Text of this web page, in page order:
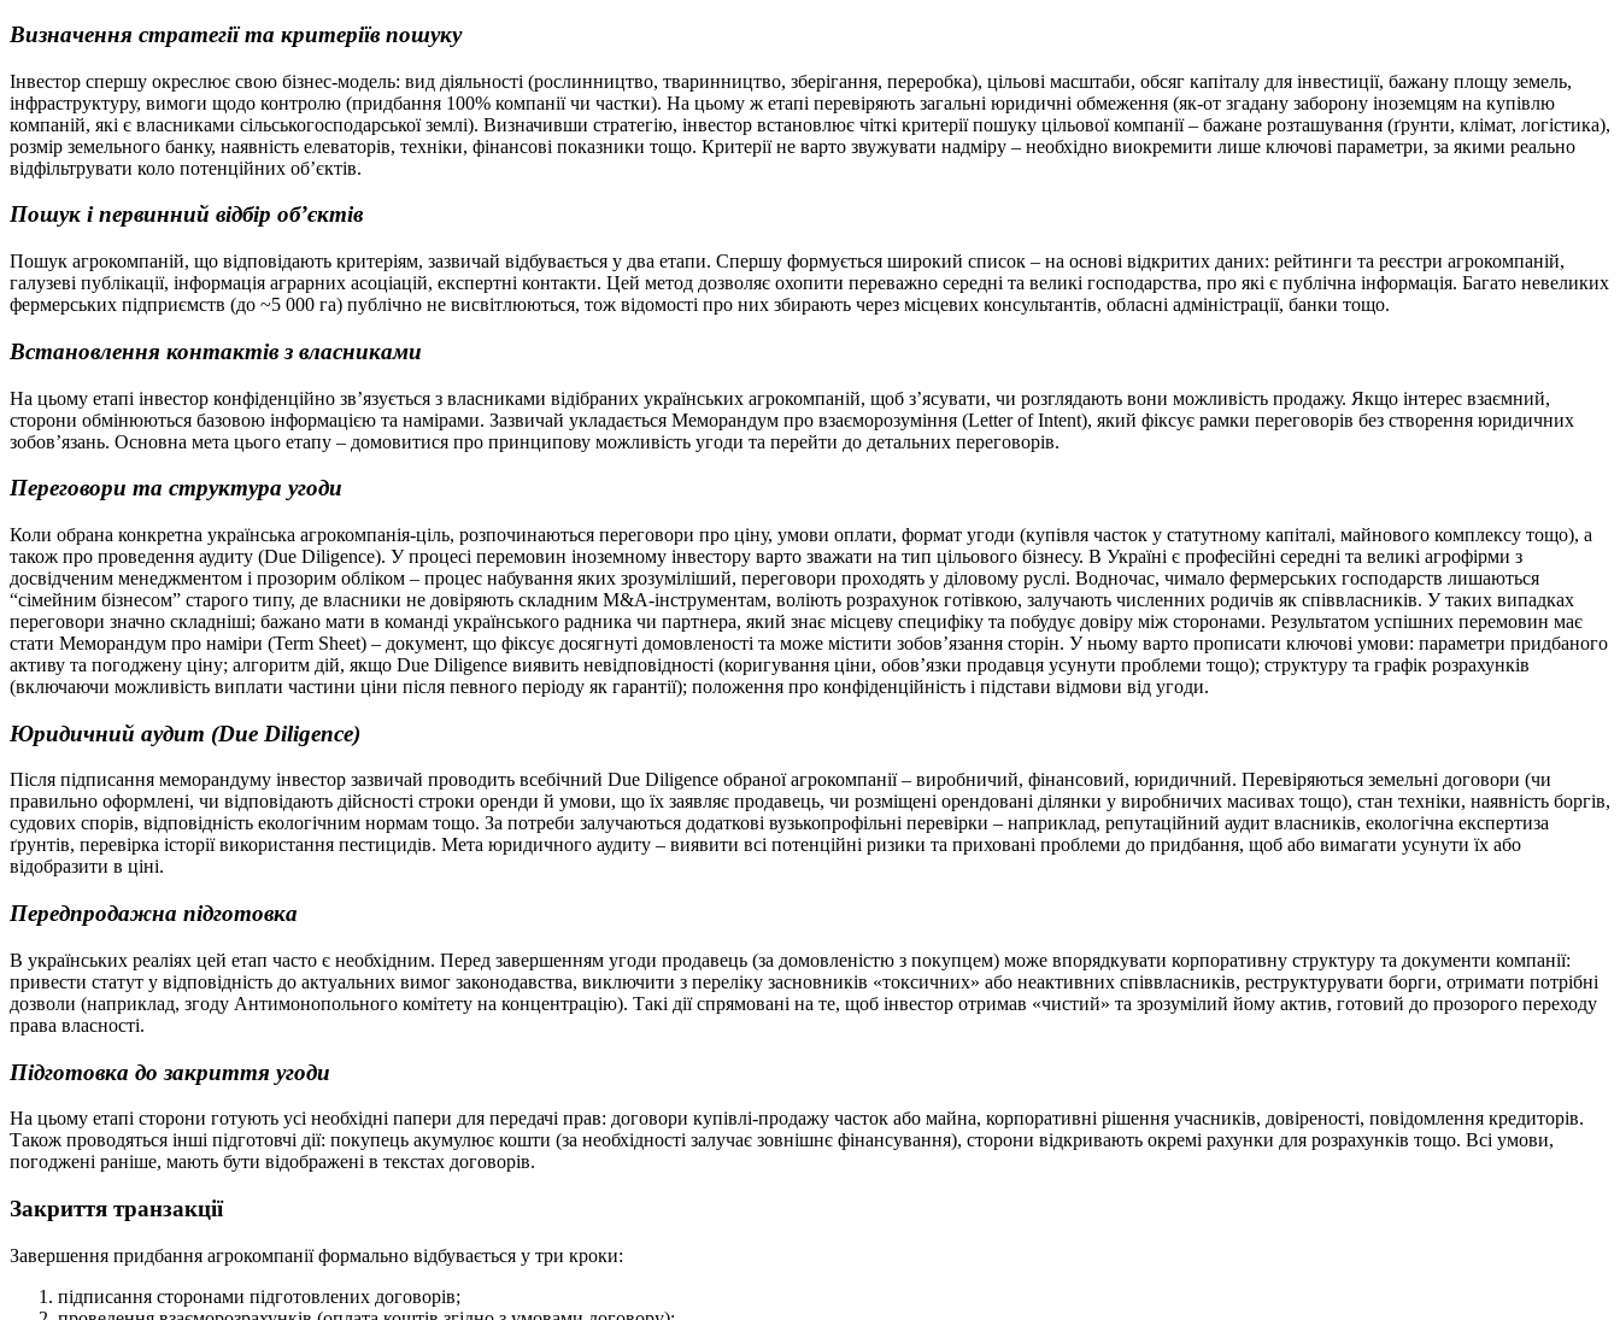
Визначення стратегії та критеріїв пошуку
Інвестор спершу окреслює свою бізнес-модель: вид діяльності (рослинництво, тваринництво, зберігання, переробка), цільові масштаби, обсяг капіталу для інвестиції, бажану площу земель,
інфраструктуру, вимоги щодо контролю (придбання 100% компанії чи частки). На цьому ж етапі перевіряють загальні юридичні обмеження (як-от згадану заборону іноземцям на купівлю
компаній, які є власниками сільськогосподарської землі). Визначивши стратегію, інвестор встановлює чіткі критерії пошуку цільової компанії – бажане розташування (ґрунти, клімат, логістика),
розмір земельного банку, наявність елеваторів, техніки, фінансові показники тощо. Критерії не варто звужувати надміру – необхідно виокремити лише ключові параметри, за якими реально
відфільтрувати коло потенційних об’єктів.
Пошук і первинний відбір об’єктів
Пошук агрокомпаній, що відповідають критеріям, зазвичай відбувається у два етапи. Спершу формується широкий список – на основі відкритих даних: рейтинги та реєстри агрокомпаній,
галузеві публікації, інформація аграрних асоціацій, експертні контакти. Цей метод дозволяє охопити переважно середні та великі господарства, про які є публічна інформація. Багато невеликих
фермерських підприємств (до ~5 000 га) публічно не висвітлюються, тож відомості про них збирають через місцевих консультантів, обласні адміністрації, банки тощо.
Встановлення контактів з власниками
На цьому етапі інвестор конфіденційно зв’язується з власниками відібраних українських агрокомпаній, щоб з’ясувати, чи розглядають вони можливість продажу. Якщо інтерес взаємний,
сторони обмінюються базовою інформацією та намірами. Зазвичай укладається Меморандум про взаєморозуміння (Letter of Intent), який фіксує рамки переговорів без створення юридичних
зобов’язань. Основна мета цього етапу – домовитися про принципову можливість угоди та перейти до детальних переговорів.
Переговори та структура угоди
Коли обрана конкретна українська агрокомпанія-ціль, розпочинаються переговори про ціну, умови оплати, формат угоди (купівля часток у статутному капіталі, майнового комплексу тощо), а
також про проведення аудиту (Due Diligence). У процесі перемовин іноземному інвестору варто зважати на тип цільового бізнесу. В Україні є професійні середні та великі агрофірми з
досвідченим менеджментом і прозорим обліком – процес набування яких зрозуміліший, переговори проходять у діловому руслі. Водночас, чимало фермерських господарств лишаються
“сімейним бізнесом” старого типу, де власники не довіряють складним M&A-інструментам, воліють розрахунок готівкою, залучають численних родичів як співвласників. У таких випадках
переговори значно складніші; бажано мати в команді українського радника чи партнера, який знає місцеву специфіку та побудує довіру між сторонами. Результатом успішних перемовин має
стати Меморандум про наміри (Term Sheet) – документ, що фіксує досягнуті домовленості та може містити зобов’язання сторін. У ньому варто прописати ключові умови: параметри придбаного
активу та погоджену ціну; алгоритм дій, якщо Due Diligence виявить невідповідності (коригування ціни, обов’язки продавця усунути проблеми тощо); структуру та графік розрахунків
(включаючи можливість виплати частини ціни після певного періоду як гарантії); положення про конфіденційність і підстави відмови від угоди.
Юридичний аудит (Due Diligence)
Після підписання меморандуму інвестор зазвичай проводить всебічний Due Diligence обраної агрокомпанії – виробничий, фінансовий, юридичний. Перевіряються земельні договори (чи
правильно оформлені, чи відповідають дійсності строки оренди й умови, що їх заявляє продавець, чи розміщені орендовані ділянки у виробничих масивах тощо), стан техніки, наявність боргів,
судових спорів, відповідність екологічним нормам тощо. За потреби залучаються додаткові вузькопрофільні перевірки – наприклад, репутаційний аудит власників, екологічна експертиза
ґрунтів, перевірка історії використання пестицидів. Мета юридичного аудиту – виявити всі потенційні ризики та приховані проблеми до придбання, щоб або вимагати усунути їх або
відобразити в ціні.
Передпродажна підготовка
В українських реаліях цей етап часто є необхідним. Перед завершенням угоди продавець (за домовленістю з покупцем) може впорядкувати корпоративну структуру та документи компанії:
привести статут у відповідність до актуальних вимог законодавства, виключити з переліку засновників «токсичних» або неактивних співвласників, реструктурувати борги, отримати потрібні
дозволи (наприклад, згоду Антимонопольного комітету на концентрацію). Такі дії спрямовані на те, щоб інвестор отримав «чистий» та зрозумілий йому актив, готовий до прозорого переходу
права власності.
Підготовка до закриття угоди
На цьому етапі сторони готують усі необхідні папери для передачі прав: договори купівлі-продажу часток або майна, корпоративні рішення учасників, довіреності, повідомлення кредиторів.
Також проводяться інші підготовчі дії: покупець акумулює кошти (за необхідності залучає зовнішнє фінансування), сторони відкривають окремі рахунки для розрахунків тощо. Всі умови,
погоджені раніше, мають бути відображені в текстах договорів.
Закриття транзакції
Завершення придбання агрокомпанії формально відбувається у три кроки:
підписання сторонами підготовлених договорів;